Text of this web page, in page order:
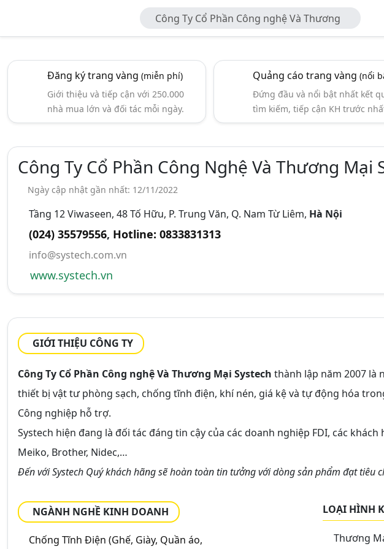
Công Ty Cổ Phần Công nghệ Và Thương
Mại Systech
Đăng ký trang vàng (miễn phí)
Giới thiệu và tiếp cận với 250.000
nhà mua lớn và đối tác mỗi ngày.
Quảng cáo trang vàng(nổi
Đứng đầu và nổi bật nhất kết
tìm kiếm, tiếp cận KH trước
Công Ty Cổ Phần Công Nghệ Và Thương Mại
Ngày cập nhật gần nhất: 12/11/2022
Tầng 12 Viwaseen, 48 Tố Hữu, P. Trung Văn, Q. Nam Từ Liêm, Hà Nội
(024) 35579556, Hotline: 0833831313‬
info@systech.com.vn
www.systech.vn
GIỚI THIỆU CÔNG TY
Công Ty Cổ Phần Công nghệ Và Thương Mại Systech thành lập năm 2007 là
thiết bị vật tư phòng sạch, chống tĩnh điện, khí nén, giá kệ và tự động hóa
Công nghiệp hỗ trợ.
Systech hiện đang là đối tác đáng tin cậy của các doanh nghiệp FDI, các khách
Meiko, Brother, Nidec,…
Đến với Systech Quý khách hãng sẽ hoàn toàn tin tưởng với dòng sản phẩm đạt tiêu
NGÀNH NGHỀ KINH DOANH
Chống Tĩnh Điện (Ghế, Giày, Quần áo,
LOẠI HÌNH
Thương